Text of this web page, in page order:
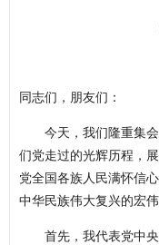
同志们，朋友们：
今天，我们隆重集
们党走过的光辉历程，
党全国各族人民满怀信
中华民族伟大复兴的宏伟
首先，我代表党中